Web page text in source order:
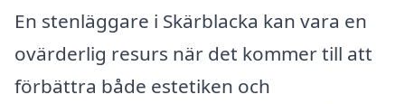
En stenläggare i Skärblacka kan vara en
ovärderlig resurs när det kommer till att
förbättra både estetiken och